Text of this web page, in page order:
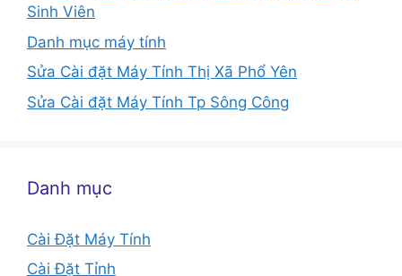
Sinh Viên
Danh mục máy tính
Sửa Cài đặt Máy Tính Thị Xã Phổ Yên
Sửa Cài đặt Máy Tính Tp Sông Công
Danh mục
Cài Đặt Máy Tính
Cài Đặt Tỉnh